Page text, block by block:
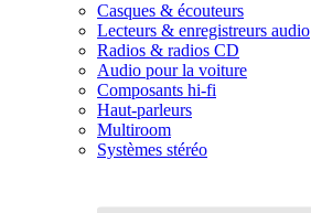
Casques & écouteurs
Lecteurs & enregistreurs audio
Radios & radios CD
Audio pour la voiture
Composants hi-fi
Haut-parleurs
Multiroom
Systèmes stéréo